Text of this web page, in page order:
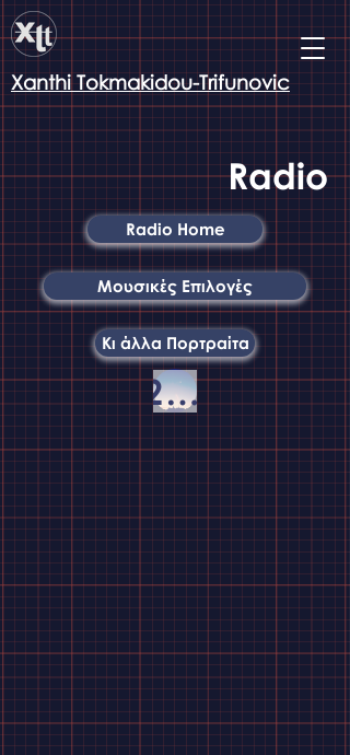
Xanthi Tokmakidou-Trifunovic
Radio
Radio Home
Μουσικές Επιλογές
Κι άλλα Πορτραίτα
2020-2021